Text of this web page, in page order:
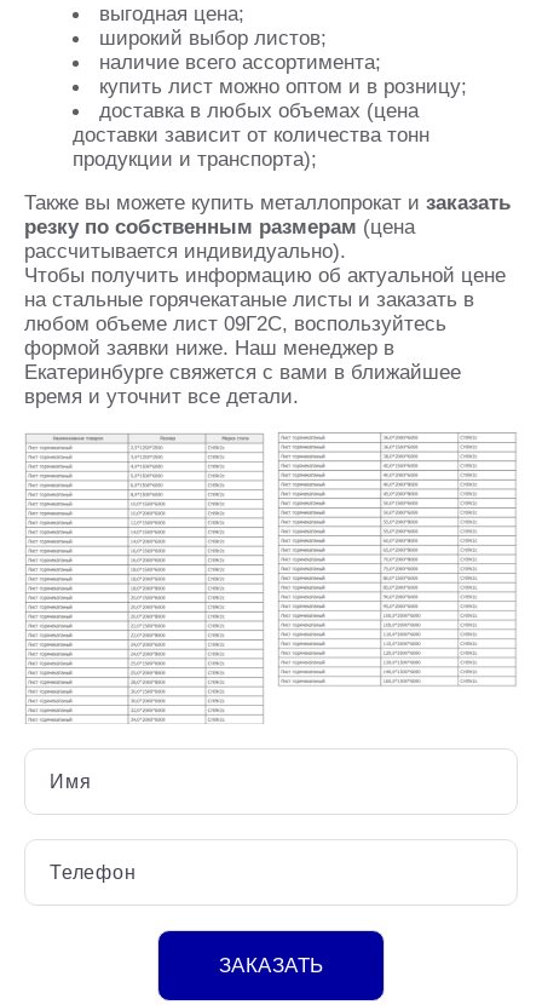
выгодная цена;
широкий выбор листов;
наличие всего ассортимента;
купить лист можно оптом и в розницу;
доставка в любых объемах (цена
доставки зависит от количества тонн
продукции и транспорта);
Также вы можете купить металлопрокат и заказать
резку по собственным размерам (цена
рассчитывается индивидуально).
Чтобы получить информацию об актуальной цене
на стальные горячекатаные листы и заказать в
любом объеме лист 09Г2С, воспользуйтесь
формой заявки ниже. Наш менеджер в
Екатеринбурге свяжется с вами в ближайшее
время и уточнит все детали.
Имя
Телефон
ЗАКАЗАТЬ